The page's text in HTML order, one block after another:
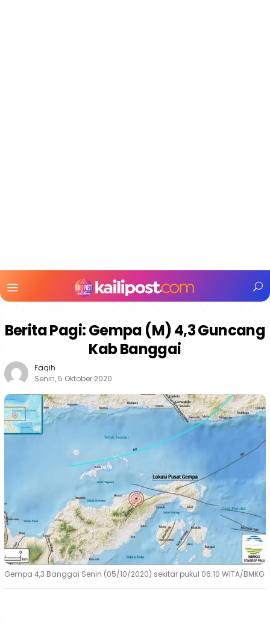
Mobile
Berita Pagi: Gempa (M) 4,3 Guncang
Kab Banggai
Faqih
Senin, 5 Oktober 2020
Gempa 4,3 Banggai Senin (05/10/2020) sekitar pukul 06:10 WITA/BMKG